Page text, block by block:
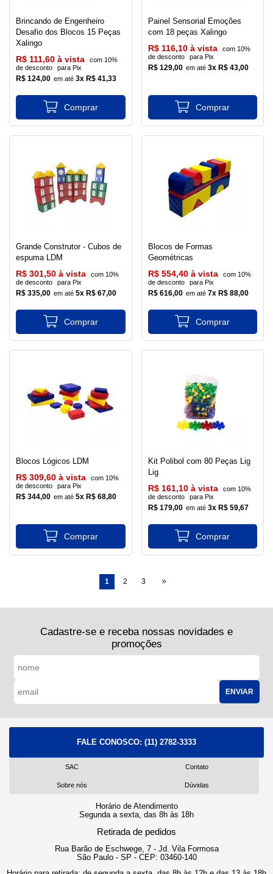
Brincando de Engenheiro
Desafio dos Blocos 15 Peças
Xalingo
R$ 124,00 3x R$ 41,33
R$ 111,60 à vista
com 10%
de desconto
para Pix
Painel Sensorial Emoções
com 18 peças Xalingo
R$ 129,00 3x R$ 43,00
R$ 116,10 à vista
com 10%
de desconto
para Pix
Grande Construtor - Cubos de
espuma LDM
R$ 335,00 5x R$ 67,00
R$ 301,50 à vista
com 10%
de desconto
para Pix
Blocos de Formas
Geométricas
R$ 616,00 7x R$ 88,00
R$ 554,40 à vista
com 10%
de desconto
para Pix
Blocos Lógicos LDM
R$ 344,00 5x R$ 68,80
R$ 309,60 à vista
com 10%
de desconto
para Pix
Kit Polibol com 80 Peças Lig
Lig
R$ 179,00 3x R$ 59,67
R$ 161,10 à vista
com 10%
de desconto
para Pix
1 2 3
Cadastre-se e receba nossas novidades e
promoções
ENVIAR
FALE CONOSCO: (11) 2782-3333
SAC Contato
Sobre nós Dúvidas
Horário de Atendimento
Segunda a sexta, das 8h às 18h
Retirada de pedidos
Rua Barão de Eschwege, 7 - Jd. Vila Formosa
São Paulo - SP - CEP: 03460-140